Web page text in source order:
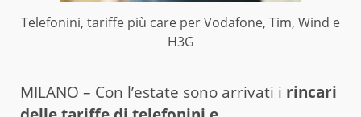
Telefonini, tariffe più care per Vodafone, Tim, Wind e
H3G
MILANO – Con l’estate sono arrivati i rincari